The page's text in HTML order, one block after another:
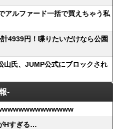
アルファード一括で買えちゃう私
4939円！喋りたいだけなら公園
山氏、JUMP公式にブロックされ
-
Hすぎる…